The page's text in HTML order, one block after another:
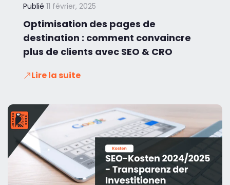
Publié 11 février, 2025
Optimisation des pages de
destination : comment convaincre
plus de clients avec SEO & CRO
Lire la suite